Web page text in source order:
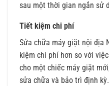
sau một thời gian ngắn sử
Tiết kiệm chi phí
Sửa chữa máy giặt nội địa
kiệm chi phí hơn so với
cho một chiếc máy giặt
sửa chữa và bảo trì định kỳ.